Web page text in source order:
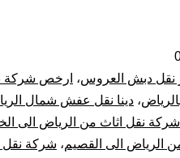
نقل دبش العروس، ارخص شركة
، دينا نقل عفش شمال
شركة نقل اثاث من الرياض الى
الرياض الى القصيم، شركة